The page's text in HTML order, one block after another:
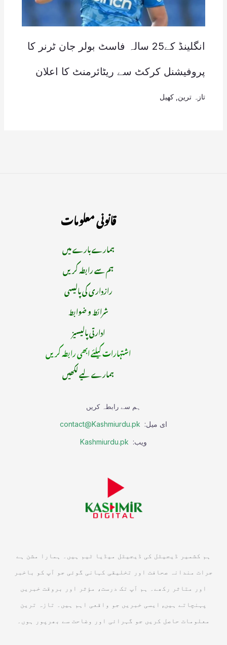
انگلینڈ کے25 سالہ فاسٹ بولر جان ٹرنر کا
پروفیشنل کرکٹ سے ریٹائرمنٹ کا اعلان
تازہ ترین کھیل
قانونی معلومات
ہمارے بارے میں
ہم سے رابطہ کریں
رازداری کی پالیسی
شرائط و ضوابط
ادارتی پالیسیز
اشتہارات کیلئے ابھی رابطہ کریں
ہمارے لیے لکھیں
ہم سے رابطہ کریں
ای میل: contact@Kashmiurdu.pk
ویب: Kashmiurdu.pk
ہم کشمیر ڈیجیٹل کی ڈیجیٹل میڈیا ٹیم ہیں۔ ہمارا مشن ہے
جرات مندانہ صحافت اور تخلیقی کہانی گوئی جو آپ کو باخبر
اور متاثر رکھے۔ ہم آپ تک درست، مؤثر اور بروقت خبریں
پہنچاتے ہیں, ایسی خبریں جو واقعی اہم ہیں۔ تازہ ترین
معلومات حاصل کریں جو گہرائی اور وضاحت سے بھرپور ہوں۔